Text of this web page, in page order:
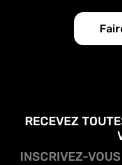
RECEVEZ
INSCRIVEZ-